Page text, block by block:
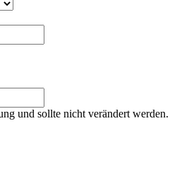
und sollte nicht verändert werden.